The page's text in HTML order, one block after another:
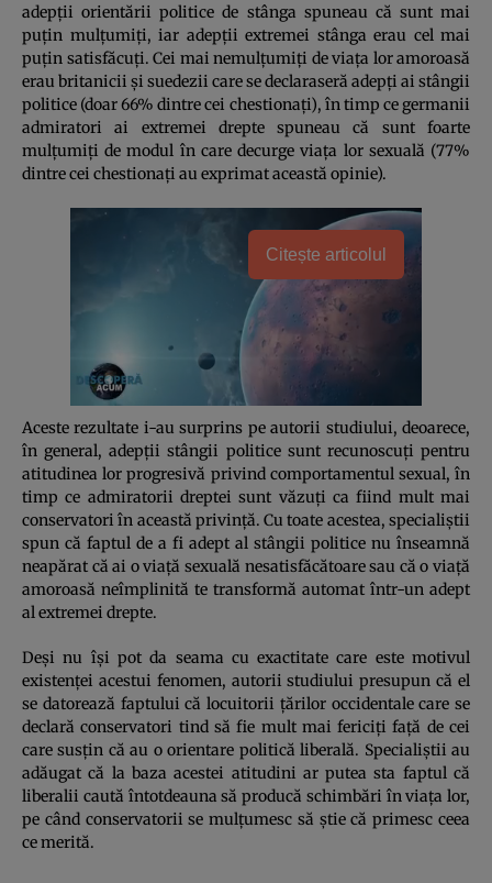
adepţii orientării politice de stânga spuneau că sunt mai
puţin mulţumiţi, iar adepţii extremei stânga erau cel mai
puţin satisfăcuţi. Cei mai nemulţumiţi de viaţa lor amoroasă
erau britanicii şi suedezii care se declaraseră adepţi ai stângii
politice (doar 66% dintre cei chestionaţi), în timp ce germanii
admiratori ai extremei drepte spuneau că sunt foarte
mulţumiţi de modul în care decurge viaţa lor sexuală (77%
dintre cei chestionaţi au exprimat această opinie).
Citește articolul
Aceste rezultate i-au surprins pe autorii studiului, deoarece,
în general, adepţii stângii politice sunt recunoscuţi pentru
atitudinea lor progresivă privind comportamentul sexual, în
timp ce admiratorii dreptei sunt văzuţi ca fiind mult mai
conservatori în această privinţă. Cu toate acestea, specialiştii
spun că faptul de a fi adept al stângii politice nu înseamnă
neapărat că ai o viaţă sexuală nesatisfăcătoare sau că o viaţă
amoroasă neîmplinită te transformă automat într-un adept
al extremei drepte.
Deşi nu îşi pot da seama cu exactitate care este motivul
existenţei acestui fenomen, autorii studiului presupun că el
se datorează faptului că locuitorii ţărilor occidentale care se
declară conservatori tind să fie mult mai fericiţi faţă de cei
care susţin că au o orientare politică liberală. Specialiştii au
adăugat că la baza acestei atitudini ar putea sta faptul că
liberalii caută întotdeauna să producă schimbări în viaţa lor,
pe când conservatorii se mulţumesc să ştie că primesc ceea
ce merită.